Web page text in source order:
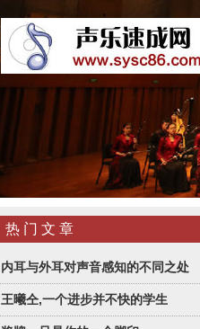
热 门 文 章
内耳与外耳对声音感知的不同之处
王曦仝,一个进步并不快的学生